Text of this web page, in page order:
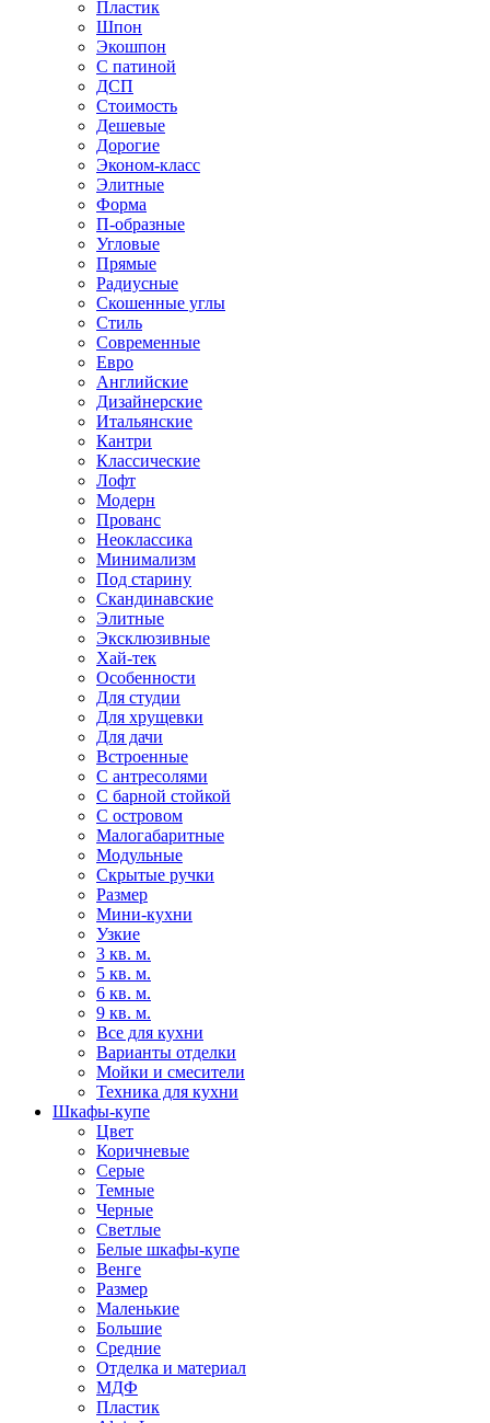
Пластик
Шпон
Экошпон
С патиной
ДСП
Стоимость
Дешевые
Дорогие
Эконом-класс
Элитные
Форма
П-образные
Угловые
Прямые
Радиусные
Скошенные углы
Стиль
Современные
Евро
Английские
Дизайнерские
Итальянские
Кантри
Классические
Лофт
Модерн
Прованс
Неоклассика
Минимализм
Под старину
Скандинавские
Элитные
Эксклюзивные
Хай-тек
Особенности
Для студии
Для хрущевки
Для дачи
Встроенные
С антресолями
С барной стойкой
С островом
Малогабаритные
Модульные
Скрытые ручки
Размер
Мини-кухни
Узкие
3 кв. м.
5 кв. м.
6 кв. м.
9 кв. м.
Все для кухни
Варианты отделки
Мойки и смесители
Техника для кухни
Шкафы-купе
Цвет
Коричневые
Серые
Темные
Черные
Светлые
Белые шкафы-купе
Венге
Размер
Маленькие
Большие
Средние
Отделка и материал
МДФ
Пластик